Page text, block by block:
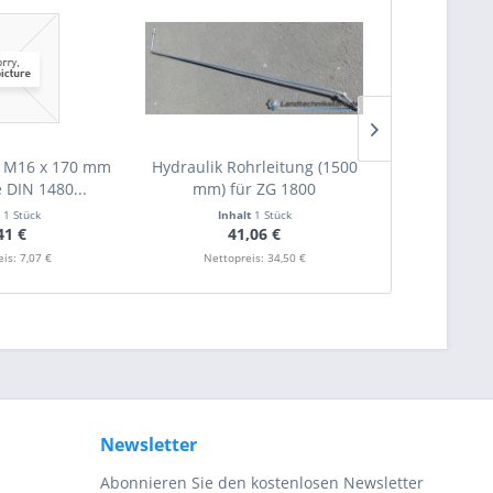
x 170 mm
DIN 1480...
1 Stück
€
7,07 €
Hydraulik Rohrleitung (1500
mm) für ZG 1800
Inhalt 1 Stück
41,06 €
Nettopreis: 34,50 €
Newsletter
Abonnieren Sie den kostenlosen Newsletter